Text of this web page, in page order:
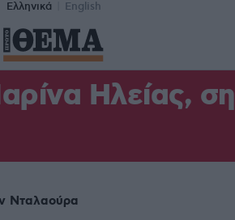
Ελληνικά English
Ηλείας,
Νταλαούρα